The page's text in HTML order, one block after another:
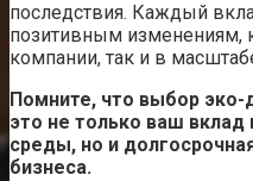
последствия. Каждый
позитивным изменениям,
компании, так и в
Помните, что выбор
это не только ваш
среды, но и
бизнеса.